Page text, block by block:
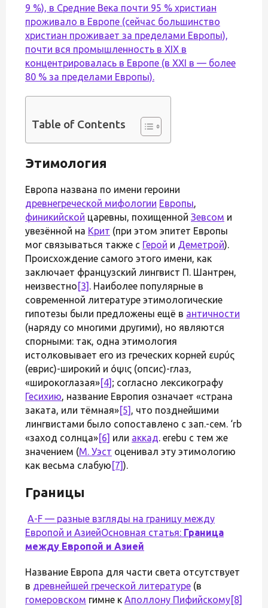
9 %), в Средние Века почти 95 % христиан
проживало в Европе (сейчас большинство
христиан проживает за пределами Европы),
почти вся промышленность в XIX в
концентрировалась в Европе (в XXI в — более
80 % за пределами Европы).
Table of Contents
Этимология
Европа названа по имени героини
древнегреческой мифологии Европы,
финикийской царевны, похищенной Зевсом и
увезённой на Крит (при этом эпитет Европы
мог связываться также с Герой и Деметрой).
Происхождение самого этого имени, как
заключает французский лингвист П. Шантрен,
неизвестно [3] . Наиболее популярные в
современной литературе этимологические
гипотезы были предложены ещё в античности
(наряду со многими другими), но являются
спорными: так, одна этимология
истолковывает его из греческих корней ευρύς
(еврис)-широкий и όψις (опсис)-глаз,
«широкоглазая»[4] ; согласно лексикографу
Гесихию, название Европия означает «страна
заката, или тёмная»[5] , что позднейшими
лингвистами было сопоставлено с зап.-сем. ‘rb
«заход солнца»[6] или аккад. erebu с тем же
значением (М. Уэст оценивал эту этимологию
как весьма слабую [7]).
Границы
А-F — разные взгляды на границу между
Европой и АзиейОсновная статья: Граница
между Европой и Азией
Название Европа для части света отсутствует
в древнейшей греческой литературе (в
гомеровском гимне к Аполлону Пифийскому[8]